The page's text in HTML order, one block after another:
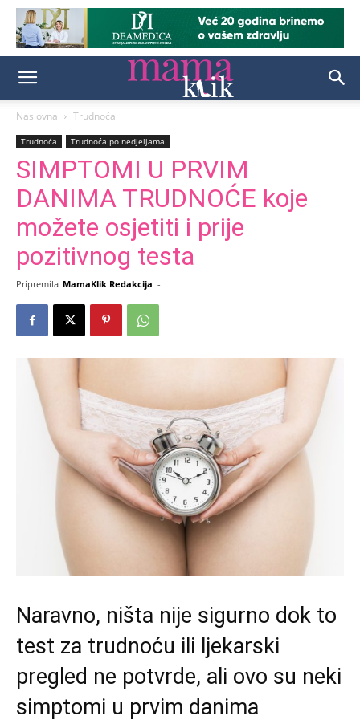
Naslovna Trudnoća
Trudnoća Trudnoća po nedjeljama
SIMPTOMI U PRVIM
DANIMA TRUDNOĆE koje
možete osjetiti i prije
pozitivnog testa
Pripremila MamaKlik Redakcija -
Naravno, ništa nije sigurno dok to
test za trudnoću ili ljekarski
pregled ne potvrde, ali ovo su neki
simptomi u prvim danima